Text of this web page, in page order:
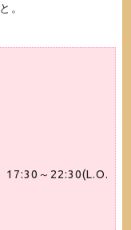
。
17:30～22:30(L.O.